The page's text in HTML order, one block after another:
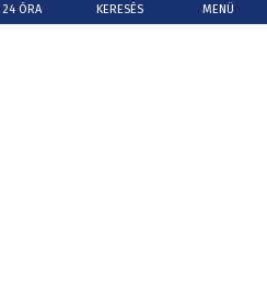
24 ÓRA KERESÉS MENÜ
Lábléc